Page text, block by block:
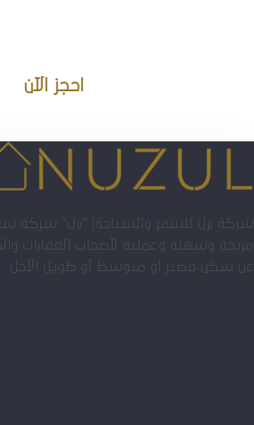
احجز الآن
شركة نزل للسفر والسياحة| “نزل” شركة
مريحة وسهلة وعملية لأصحاب العقارات
عن سكن قصير أو متوسط أو طويل الأجل